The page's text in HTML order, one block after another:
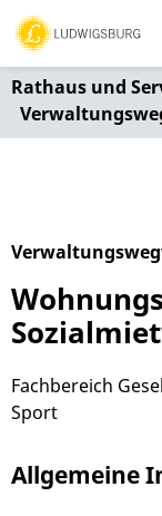
Rathaus und
Fachbereich
Sport
Allgemeine